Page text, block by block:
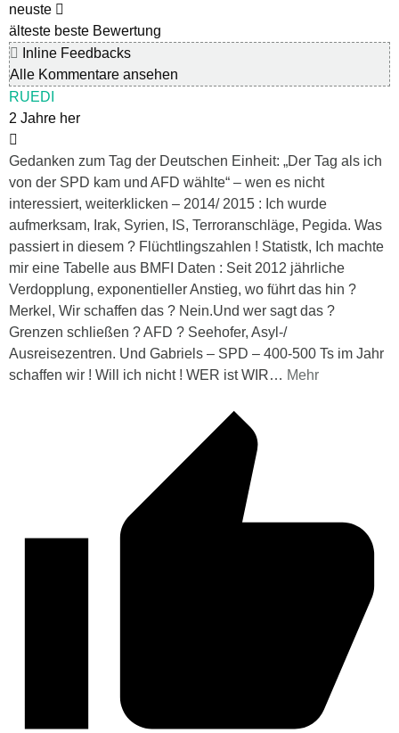
neuste
älteste beste Bewertung
Inline Feedbacks
Alle Kommentare ansehen
RUEDI
2 Jahre her
Gedanken zum Tag der Deutschen Einheit: „Der Tag als ich
von der SPD kam und AFD wählte“ – wen es nicht
interessiert, weiterklicken – 2014/ 2015 : Ich wurde
aufmerksam, Irak, Syrien, IS, Terroranschläge, Pegida. Was
passiert in diesem ? Flüchtlingszahlen ! Statistk, Ich machte
mir eine Tabelle aus BMFI Daten : Seit 2012 jährliche
Verdopplung, exponentieller Anstieg, wo führt das hin ?
Merkel, Wir schaffen das ? Nein.Und wer sagt das ?
Grenzen schließen ? AFD ? Seehofer, Asyl-/
Ausreisezentren. Und Gabriels – SPD – 400-500 Ts im Jahr
schaffen wir ! Will ich nicht ! WER ist WIR… Mehr